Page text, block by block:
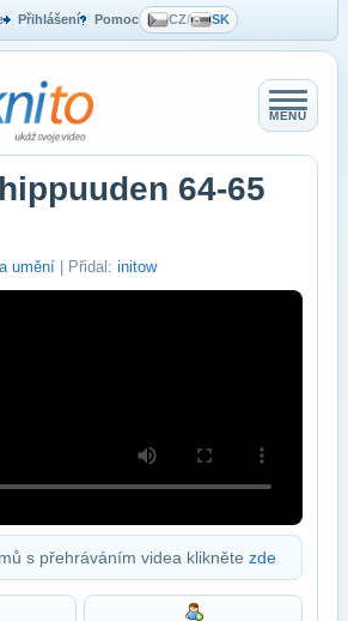
Přihlášení Pomoc CZ/ SK
MENU
64-65
umění | Přidal: initow
s přehráváním videa klikněte zde